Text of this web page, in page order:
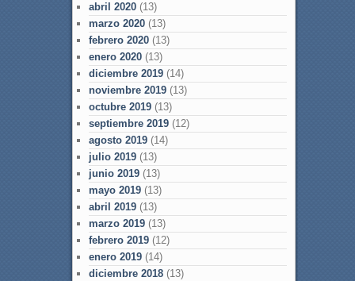
abril 2020(13)
marzo 2020(13)
febrero 2020(13)
enero 2020(13)
diciembre 2019(14)
noviembre 2019(13)
octubre 2019(13)
septiembre 2019(12)
agosto 2019(14)
julio 2019(13)
junio 2019(13)
mayo 2019(13)
abril 2019(13)
marzo 2019(13)
febrero 2019(12)
enero 2019(14)
diciembre 2018(13)